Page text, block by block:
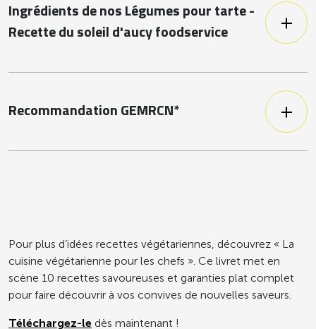
Ingrédients de nos Légumes pour tarte -
Recette du soleil d'aucy foodservice
courgettes, poivrons jaunes & rouges,
Recommandation GEMRCN*
Enfants élémentaire 100 g
Adultes, adolescents et
150 g
Pour plus d’idées recettes végétariennes, découvrez « La
cuisine végétarienne pour les chefs ». Ce livret met en
scène 10 recettes savoureuses et garanties plat complet
pour faire découvrir à vos convives de nouvelles saveurs.
Téléchargez-le dès maintenant !